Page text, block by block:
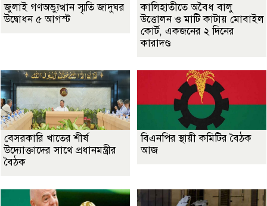
জুলাই গণঅভ্যুত্থান স্মৃতি জাদুঘর
উদ্বোধন ৫ আগস্ট
কালিহাতীতে অবৈধ বালু
উত্তোলন ও মাটি কাটায় মোবাইল
কোর্ট, একজনের ২ দিনের
কারাদণ্ড
বেসরকারি খাতের শীর্ষ
উদ্যোক্তাদের সাথে প্রধানমন্ত্রীর
বৈঠক
বিএনপির স্থায়ী কমিটির বৈঠক
আজ